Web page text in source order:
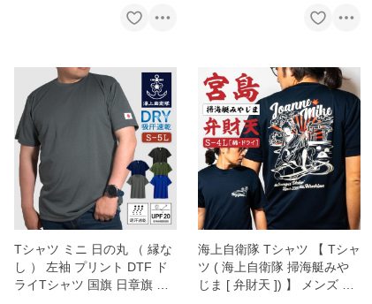
Tシャツ ミニ 日の丸 （ 縁な
し ） 左袖 プリント DTF ド
ライTシャツ 国旗 日章旗 日
海上自衛隊 Tシャツ 【 Tシャ
ツ ( 海上自衛隊 掃海艇みや
じま [ 弁財天 ]) 】 メンズ レ